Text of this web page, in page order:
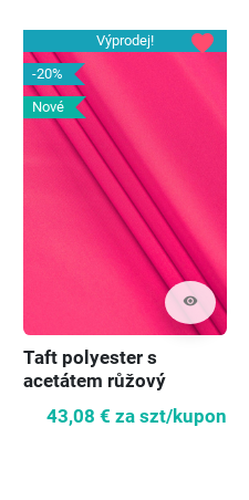
Výprodej!
-20%
Nové
visibility
favorite
Taft polyester s
acetátem růžový
43,08 € za szt/kupon